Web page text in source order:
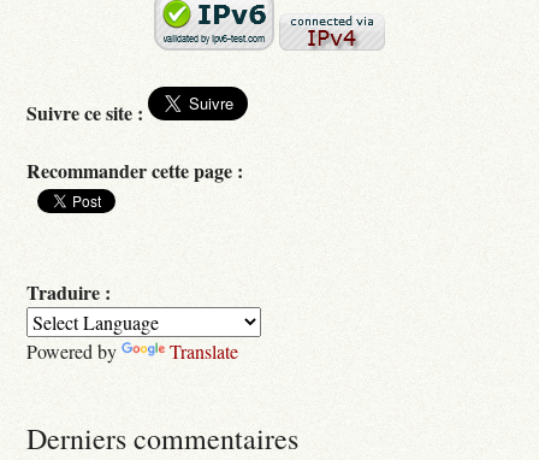
Suivre ce site :
Recommander cette page :
Traduire :
Powered by Translate
Derniers commentaires